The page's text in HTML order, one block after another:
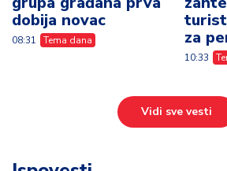
Ispovesti